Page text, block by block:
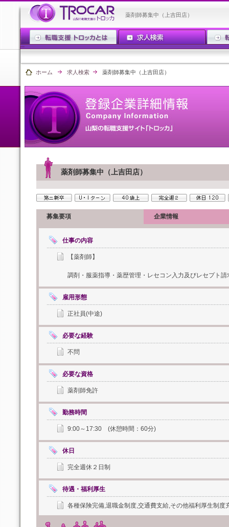
薬剤師募集中（上吉田店）
ホーム 求人検索 薬剤師募集中（上吉田店）
薬剤師募集中（上吉田店）
募集要項 企業情報
仕事の内容
【薬剤師】
調剤・服薬指導・薬歴管理・レセコン入力及びレセプト請
雇用形態
正社員(中途)
必要な経験
不問
必要な資格
薬剤師免許
勤務時間
9:00～17:30 (休憩時間：60分)
休日
完全週休２日制
待遇・福利厚生
各種保険完備,退職金制度,交通費支給,その他福利厚生制度